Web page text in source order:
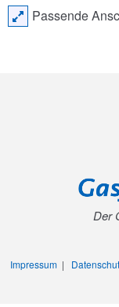
Passende
Der
Impressum|